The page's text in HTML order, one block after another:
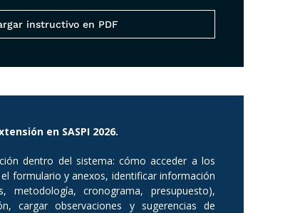
instructivo en PDF
en SASPI 2026.
dentro del sistema: cómo acceder a los
formulario y anexos, identificar información
metodología, cronograma, presupuesto),
cargar observaciones y sugerencias de